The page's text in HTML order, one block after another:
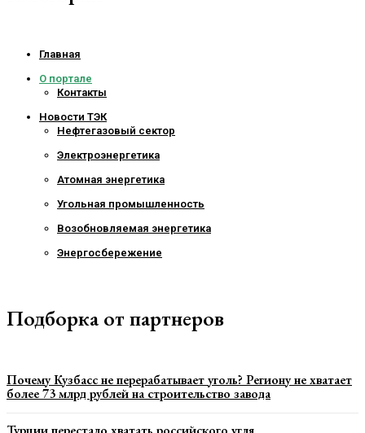
Главная
О портале
Контакты
Новости ТЭК
Нефтегазовый сектор
Электроэнергетика
Атомная энергетика
Угольная промышленность
Возобновляемая энергетика
Энергосбережение
Подборка от партнеров
Почему Кузбасс не перерабатывает уголь? Региону не хватает
более 73 млрд рублей на строительство завода